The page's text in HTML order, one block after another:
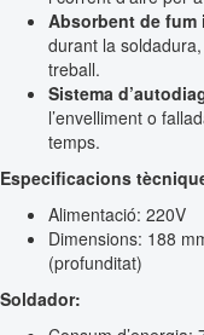
Absorbent de fum
durant la
treball.
Sistema
l’envelliment o
temps.
Especificacions
Alimentació: 220V
Dimensions: 188
(profunditat)
Soldador: